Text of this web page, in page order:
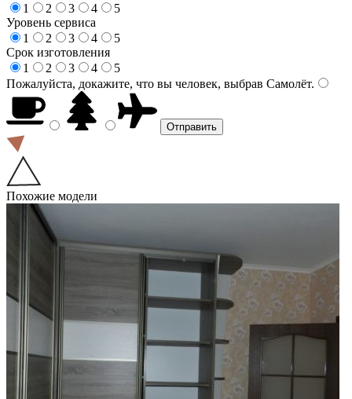
1 2 3 4
5
Уровень сервиса
1
2 3 4
5
Срок изготовления
1
2 3 4
5
Пожалуйста, докажите, что вы человек, выбрав Самолёт.
Похожие модели